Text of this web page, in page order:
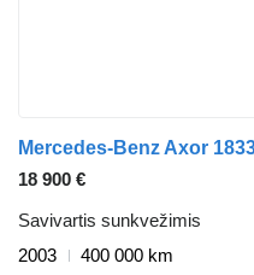
Mercedes-Benz Axor
18 900 €
Savivartis sunkvežimis
2003
400 000 km